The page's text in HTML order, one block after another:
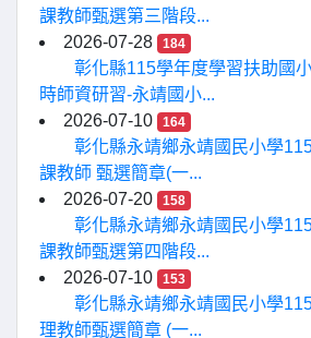
課教師甄選第三階段...
2026-07-28
184
彰化縣115學年度學習扶助國
時師資研習-永靖國小...
2026-07-10
164
彰化縣永靖鄉永靖國民小學
課教師 甄選簡章(一...
2026-07-20
158
彰化縣永靖鄉永靖國民小學
課教師甄選第四階段...
2026-07-10
153
彰化縣永靖鄉永靖國民小學
理教師甄選簡章 (一...